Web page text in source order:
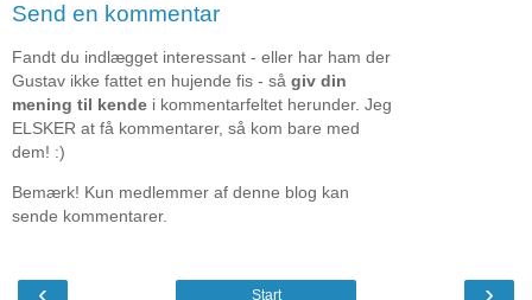
Send en kommentar
Fandt du indlægget interessant - eller har ham der
Gustav ikke fattet en hujende fis - så giv din
mening til kende i kommentarfeltet herunder. Jeg
ELSKER at få kommentarer, så kom bare med
dem! :)
Bemærk! Kun medlemmer af denne blog kan
sende kommentarer.
Start